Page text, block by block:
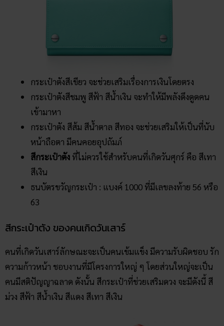
กระเป๋าตังสีเขียว จะช่วยเสริมเรื่องการเงินโดยตรง
กระเป๋าตังสีชมพู สีฟ้า สีน้ำเงิน จะทำให้มีพลังดึงดูดคน
เข้ามาหา
กระเป๋าตัง สีส้ม สีน้ำตาล สีทอง จะช่วยเสริมให้เป็นที่นับ
หน้าถือตา มีคนคอยอุปถัมภ์
สีกระเป๋าตัง ที่ไม่ควรใช้สำหรับคนที่เกิดวันศุกร์ คือ สีเทา
สีเงิน
ธนบัตรขวัญกระเป๋า : แบงค์ 1000 ที่มีเลขลงท้าย 56 หรือ
63
สีกระเป๋าตัง ของคนเกิดวันเสาร์
คนที่เกิดวันเสาร์ลักษณะจะเป็นคนเข้มแข็ง มีความรับผิดชอบ รัก
ความก้าวหน้า ชอบงานที่มีโครงการใหญ่ ๆ โดยส่วนใหญ่จะเป็น
คนมีสติปัญญาฉลาด ดังนั้น สีกระเป๋าที่ช่วยเสริมดวง จะมีดังนี้ สี
ม่วง สีฟ้า สีน้ำเงิน สีแดง สีเทา สีเงิน